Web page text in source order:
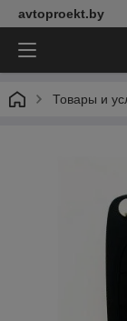
avtoproekt.by
Товары и